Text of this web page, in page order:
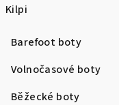
Kilpi
Barefoot boty
Volnočasové boty
Běžecké boty